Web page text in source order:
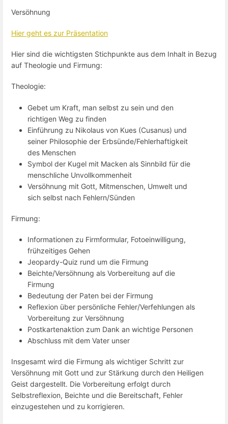
Versöhnung
Hier geht es zur Präsentation
Hier sind die wichtigsten Stichpunkte aus dem Inhalt in Bezug
auf Theologie und Firmung:
Theologie:
Gebet um Kraft, man selbst zu sein und den
richtigen Weg zu finden
Einführung zu Nikolaus von Kues (Cusanus) und
seiner Philosophie der Erbsünde/Fehlerhaftigkeit
des Menschen
Symbol der Kugel mit Macken als Sinnbild für die
menschliche Unvollkommenheit
Versöhnung mit Gott, Mitmenschen, Umwelt und
sich selbst nach Fehlern/Sünden
Firmung:
Informationen zu Firmformular, Fotoeinwilligung,
frühzeitiges Gehen
Jeopardy-Quiz rund um die Firmung
Beichte/Versöhnung als Vorbereitung auf die
Firmung
Bedeutung der Paten bei der Firmung
Reflexion über persönliche Fehler/Verfehlungen als
Vorbereitung zur Versöhnung
Postkartenaktion zum Dank an wichtige Personen
Abschluss mit dem Vater unser
Insgesamt wird die Firmung als wichtiger Schritt zur
Versöhnung mit Gott und zur Stärkung durch den Heiligen
Geist dargestellt. Die Vorbereitung erfolgt durch
Selbstreflexion, Beichte und die Bereitschaft, Fehler
einzugestehen und zu korrigieren.